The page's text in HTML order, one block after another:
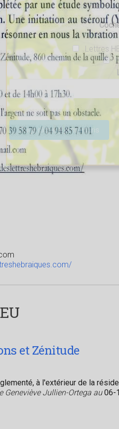
et Zénitude
à l'extérieur de la
Geneviève Jullien-Ortega au06-
Lettres
Veuillez laisser ce champ vide.